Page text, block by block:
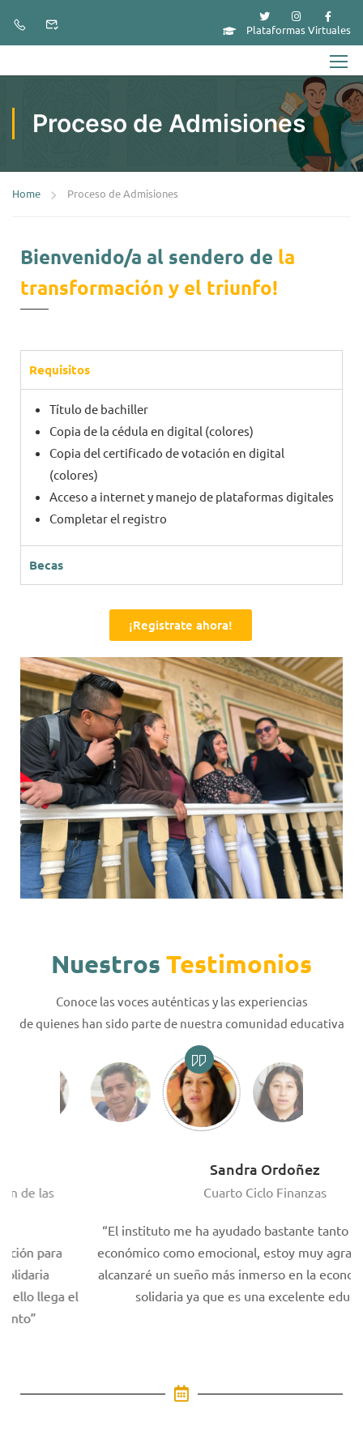
Plataformas Virtuales
Proceso de Admisiones
Home Proceso de Admisiones
Bienvenido/a al sendero de la
transformación y el triunfo!
Requisitos
Título de bachiller
Copia de la cédula en digital (colores)
Copia del certificado de votación en digital
(colores)
Acceso a internet y manejo de plataformas digitales
Completar el registro
Becas
¡Registrate ahora!
Nuestros Testimonios
Conoce las voces auténticas y las experiencias
de quienes han sido parte de nuestra comunidad educativa
las
para
llega el
Sandra Ordoñez
Cuarto Ciclo Finanzas
“El instituto me ha ayudado bastante tanto en el
económico como emocional, estoy muy
alcanzaré un sueño más inmerso en la economía
solidaria ya que es una excelente